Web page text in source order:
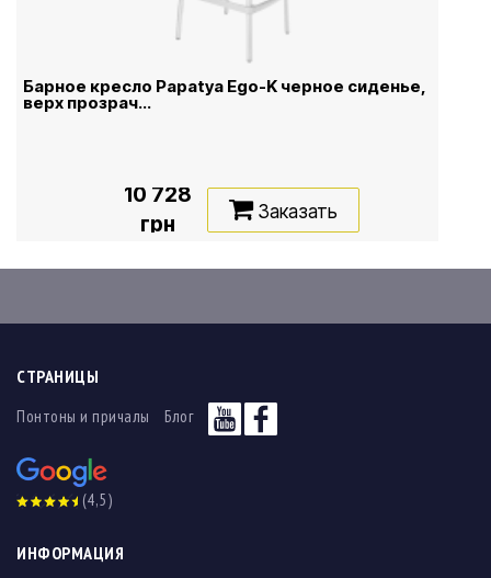
Барное кресло Papatya Ego-K черное сиденье,
верх прозрач...
10 728
грн
Заказать
СТРАНИЦЫ
Понтоны и причалы Блог
(4,5)
ИНФОРМАЦИЯ